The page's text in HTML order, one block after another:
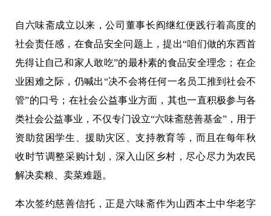
自六味斋成立以来，公司董事长阎继红便践行着高度的
社会责任感，在食品安全问题上，提出“咱们做的东西首
先得让自己和家人敢吃”的最朴素的食品安全理念；在企
业困难之际，仍喊出“决不会将任何一名员工推到社会不
管”的口号；在社会公益事业方面，其也一直积极参与各
类社会公益事业，不仅专门设立“六味斋慈善基金”，用于
资助贫困学生、援助灾区、支持教育等，而且在每年秋
收时节调整采购计划，深入山区乡村，尽心尽力为农民
解决卖粮、卖菜难题。
本次签约慈善信托，正是六味斋作为山西本土中华老字